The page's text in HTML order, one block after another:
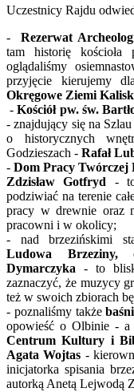
Uczestnicy Rajdu
-Rezerwat
tam historię
oglądaliśmy
przyjęcie kierujemy
Okręgowe Ziemi
-Kościół pw. św.
- znajdujący się na
o historycznych
Godzieszach - Rafał
- Dom Pracy Twórczej
Zdzisław Gotfryd -
podziwiać na terenie
pracy w drewnie oraz
pracowni i w okolicy;
- nad brzezińskimi
Ludowa Brzeziny,
Dymarczyka - to
zaznaczyć, że muzycy
też w swoich zbiorach
- poznaliśmy także
opowieść o Olbinie - a
Centrum Kultury i
Agata Wojtas -
inicjatorka spisania
autorką Anetą Lejwodą